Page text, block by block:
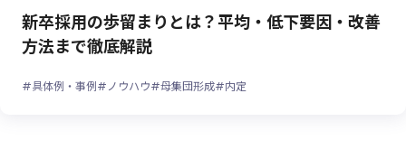
新卒採用の歩留まりとは？平均・低下要因・改善
方法まで徹底解説
#具体例・事例#ノウハウ#母集団形成#内定